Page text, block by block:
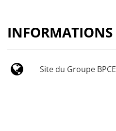
INFORMATIONS
Site du Groupe BPCE